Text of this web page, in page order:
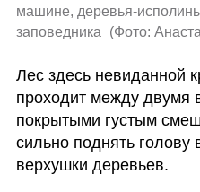
машине, деревья-
заповедника
(Фото:
Лес здесь невиданной
проходит между двумя
покрытыми густым
сильно поднять голову
верхушки деревьев.